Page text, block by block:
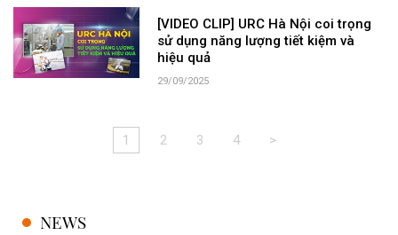
[VIDEO CLIP] URC Hà Nội coi trọng
sử dụng năng lượng tiết kiệm và
hiệu quả
29/09/2025
1 2 3 4 >
NEWS